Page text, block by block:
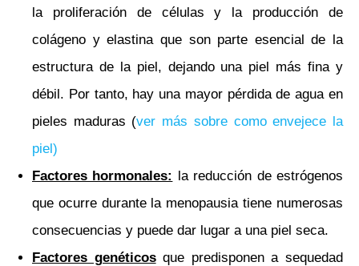
la proliferación de células y la producción de
colágeno y elastina que son parte esencial de la
estructura de la piel, dejando una piel más fina y
débil. Por tanto, hay una mayor pérdida de agua en
pieles maduras (ver más sobre como envejece la
piel)
Factores hormonales: la reducción de estrógenos
que ocurre durante la menopausia tiene numerosas
consecuencias y puede dar lugar a una piel seca.
Factores genéticosque predisponen a sequedad